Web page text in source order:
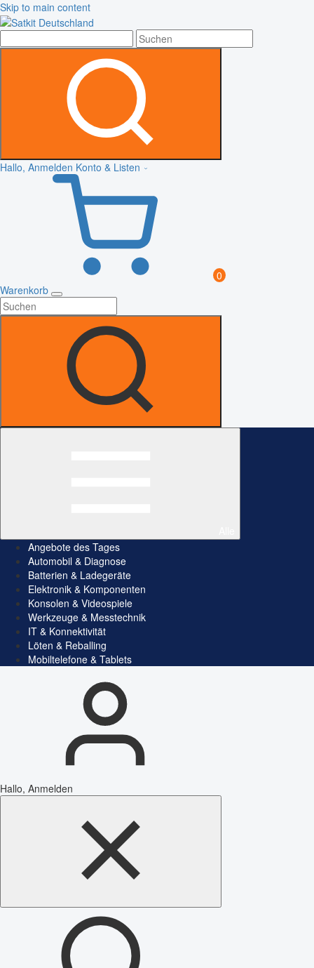
Skip to main content
Hallo, Anmelden Konto & Listen
0
Warenkorb
Angebote des Tages
Automobil & Diagnose
Batterien & Ladegeräte
Elektronik & Komponenten
Konsolen & Videospiele
Werkzeuge & Messtechnik
IT & Konnektivität
Löten & Reballing
Mobiltelefone & Tablets
Hallo, Anmelden